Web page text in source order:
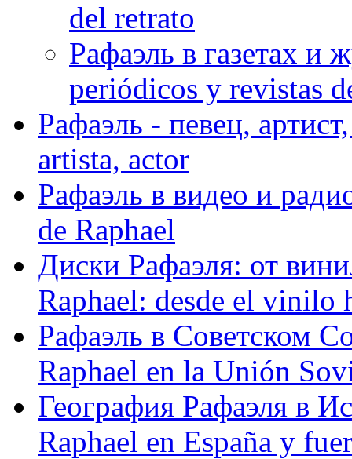
del retrato
Рафаэль в газетах и
periódicos y revistas
Рафаэль - певец,
artista, actor
Рафаэль в видео и
de Raphael
Диски Рафаэля: от
Raphael: desde el vinilo
Рафаэль в Советском
Raphael en la Unión
География Рафаэля в
Raphael en España y